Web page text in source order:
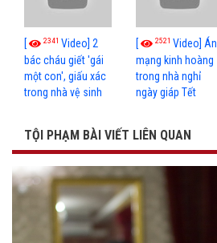
[ 2341 Video] 2
bác cháu giết 'gái
một con', giấu xác
trong nhà vệ sinh
[ 2521Video] Án
mạng kinh hoàng
trong nhà nghỉ
ngày giáp Tết
TỘI PHẠM BÀI VIẾT LIÊN QUAN